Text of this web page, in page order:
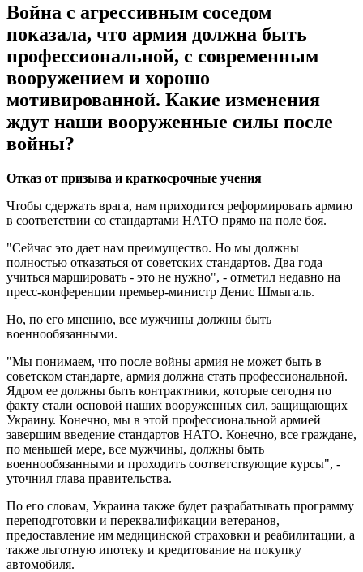
Война с агрессивным соседом
показала, что армия должна быть
профессиональной, с современным
вооружением и хорошо
мотивированной. Какие изменения
ждут наши вооруженные силы после
войны?
Отказ от призыва и краткосрочные учения
Чтобы сдержать врага, нам приходится реформировать армию
в соответствии со стандартами НАТО прямо на поле боя.
"Сейчас это дает нам преимущество. Но мы должны
полностью отказаться от советских стандартов. Два года
учиться маршировать - это не нужно", - отметил недавно на
пресс-конференции премьер-министр Денис Шмыгаль.
Но, по его мнению, все мужчины должны быть
военнообязанными.
"Мы понимаем, что после войны армия не может быть в
советском стандарте, армия должна стать профессиональной.
Ядром ее должны быть контрактники, которые сегодня по
факту стали основой наших вооруженных сил, защищающих
Украину. Конечно, мы в этой профессиональной армией
завершим введение стандартов НАТО. Конечно, все граждане,
по меньшей мере, все мужчины, должны быть
военнообязанными и проходить соответствующие курсы", -
уточнил глава правительства.
По его словам, Украина также будет разрабатывать программу
переподготовки и переквалификации ветеранов,
предоставление им медицинской страховки и реабилитации, а
также льготную ипотеку и кредитование на покупку
автомобиля.